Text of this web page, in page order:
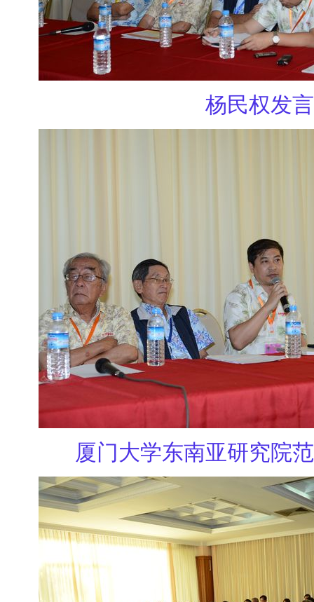
杨民权发言
厦门大学东南亚研究院